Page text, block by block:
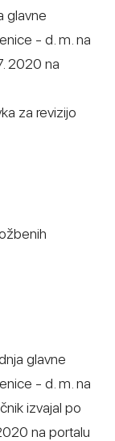
glavne
- d. m. na
2020 na
za revizijo
glavne
- d. m. na
izvajal po
na portalu